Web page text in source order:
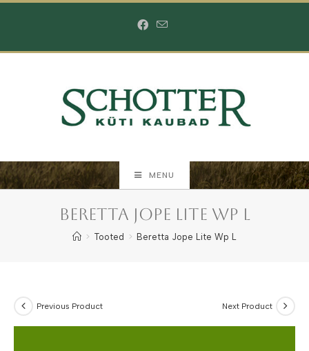
MENU
Beretta Jope Lite Wp L
> Tooted > Beretta Jope Lite Wp L
Previous Product Next Product